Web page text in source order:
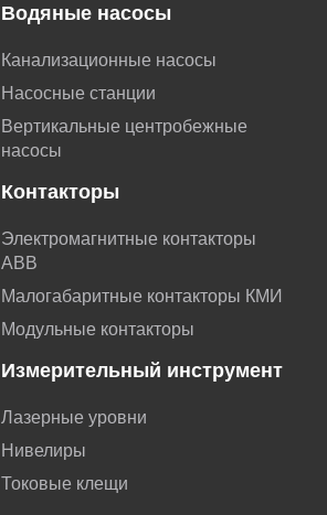
Водяные насосы
Канализационные насосы
Насосные станции
Вертикальные центробежные
насосы
Контакторы
Электромагнитные контакторы
АВВ
Малогабаритные контакторы КМИ
Модульные контакторы
Измерительный инструмент
Лазерные уровни
Нивелиры
Токовые клещи